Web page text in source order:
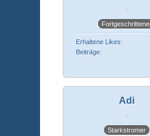
Erhaltene Likes
Beiträge
Adi
Starkstromer